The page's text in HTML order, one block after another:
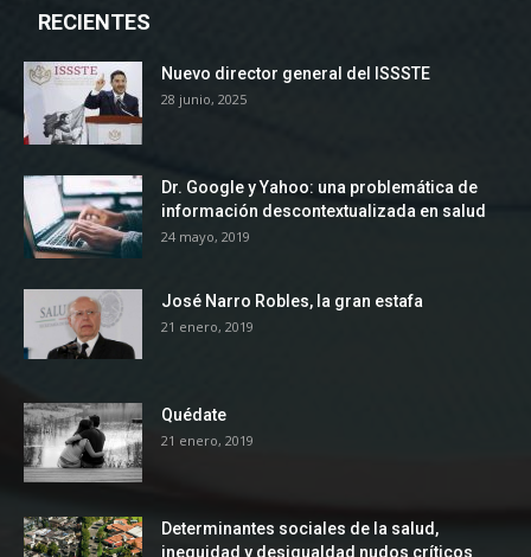
RECIENTES
Nuevo director general del ISSSTE
28 junio, 2025
Dr. Google y Yahoo: una problemática de
información descontextualizada en salud
24 mayo, 2019
José Narro Robles, la gran estafa
21 enero, 2019
Quédate
21 enero, 2019
Determinantes sociales de la salud,
inequidad y desigualdad nudos críticos